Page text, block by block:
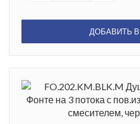
ДОБАВИТЬ